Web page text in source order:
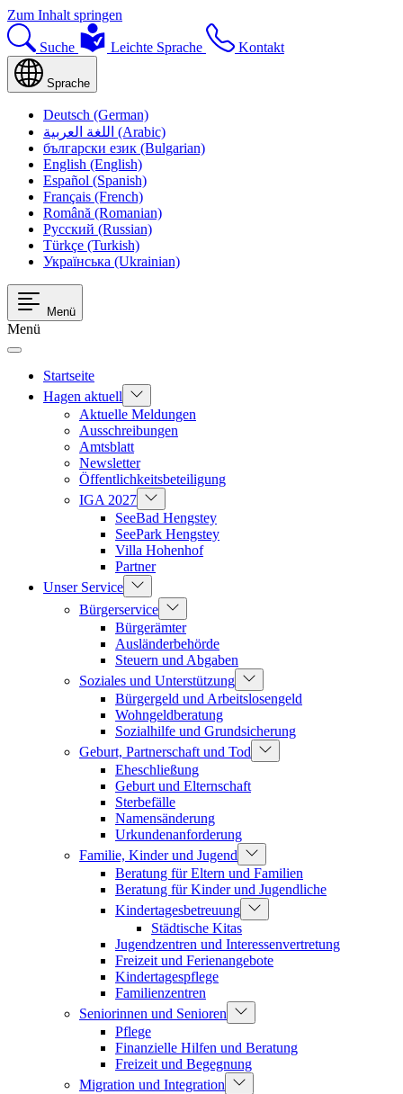
Zum Inhalt springen
Suche Leichte Sprache Kontakt
Sprache
Deutsch (German)
اللغة العربية (Arabic)
български език (Bulgarian)
English (English)
Español (Spanish)
Français (French)
Română (Romanian)
Русский (Russian)
Türkçe (Turkish)
Українська (Ukrainian)
Menü
Menü
Startseite
Hagen aktuell
Aktuelle Meldungen
Ausschreibungen
Amtsblatt
Newsletter
Öffentlichkeitsbeteiligung
IGA 2027
SeeBad Hengstey
SeePark Hengstey
Villa Hohenhof
Partner
Unser Service
Bürgerservice
Bürgerämter
Ausländerbehörde
Steuern und Abgaben
Soziales und Unterstützung
Bürgergeld und Arbeitslosengeld
Wohngeldberatung
Sozialhilfe und Grundsicherung
Geburt, Partnerschaft und Tod
Eheschließung
Geburt und Elternschaft
Sterbefälle
Namensänderung
Urkundenanforderung
Familie, Kinder und Jugend
Beratung für Eltern und Familien
Beratung für Kinder und Jugendliche
Kindertagesbetreuung
Städtische Kitas
Jugendzentren und Interessenvertretung
Freizeit und Ferienangebote
Kindertagespflege
Familienzentren
Seniorinnen und Senioren
Pflege
Finanzielle Hilfen und Beratung
Freizeit und Begegnung
Migration und Integration